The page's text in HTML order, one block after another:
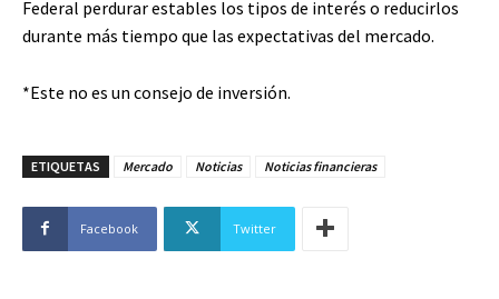
Federal perdurar estables los tipos de interés o reducirlos
durante más tiempo que las expectativas del mercado.
*Este no es un consejo de inversión.
ETIQUETAS Mercado Noticias Noticias financieras
Facebook Twitter